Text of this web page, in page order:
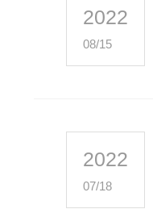
2022
08/15
2022
07/18